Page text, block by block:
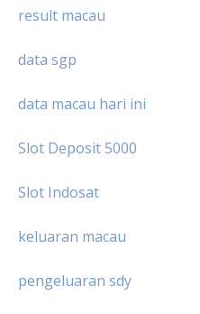
result macau
data sgp
data macau hari ini
Slot Deposit 5000
Slot Indosat
keluaran macau
pengeluaran sdy